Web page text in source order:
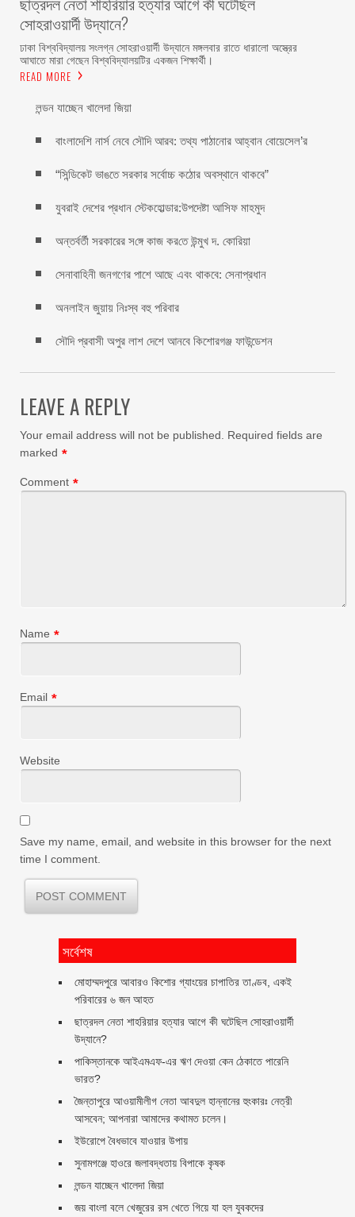
সোহরাওয়ার্দী উদ্যানে?
ঢাকা বিশ্ববিদ্যালয় সংলগ্ন সোহরাওয়ার্দী উদ্যানে মঙ্গলবার রাতে ধারালো অস্ত্রের
আঘাতে মারা গেছেন বিশ্ববিদ্যালয়টির একজন শিক্ষার্থী।
READ MORE
লন্ডন যাচ্ছেন খালেদা জিয়া
বাংলাদেশি নার্স নেবে সৌদি আরব: তথ্য পাঠানোর আহ্বান বোয়েসেল’র
“সিন্ডিকেট ভাঙতে সরকার সর্বোচ্চ কঠোর অবস্থানে থাকবে”
যুবরাই দেশের প্রধান স্টেকহোল্ডার:উপদেষ্টা আসিফ মাহমুদ
অন্তর্বর্তী সরকারের স‌ঙ্গে কাজ কর‌তে উন্মুখ দ. কো‌রিয়া
সেনাবাহিনী জনগণের পাশে আছে এবং থাকবে: সেনাপ্রধান
অনলাইন জুয়ায় নিঃস্ব বহু পরিবার
সৌদি প্রবাসী অপুর লাশ দেশে আনবে কিশোরগঞ্জ ফাউন্ডেশন
LEAVE A REPLY
Your email address will not be published.
Required fields are
marked *
Comment *
Name *
Email *
Website
Save my name, email, and website in this browser for the next
time I comment.
সর্বেশষ
মোহাম্মদপুরে আবারও কিশোর গ্যাংয়ের চাপাতির তাণ্ডব, একই
পরিবারের ৬ জন আহত
ছাত্রদল নেতা শাহরিয়ার হত্যার আগে কী ঘটেছিল সোহরাওয়ার্দী
উদ্যানে?
পাকিস্তানকে আইএমএফ-এর ঋণ দেওয়া কেন ঠেকাতে পারেনি
ভারত?
জৈন্তাপুরে আওয়ামীলীগ নেতা আবদুল হান্নানের হুংকারঃ নেত্রী
আসবেন; আপনারা আমাদের কথামত চলেন।
ইউরোপে বৈধভাবে যাওয়ার উপায়
সুনামগঞ্জে হাওরে জলাবদ্ধতায় বিপাকে কৃষক
লন্ডন যাচ্ছেন খালেদা জিয়া
জয় বাংলা বলে খেজুরের রস খেতে গিয়ে যা হল যুবকদের